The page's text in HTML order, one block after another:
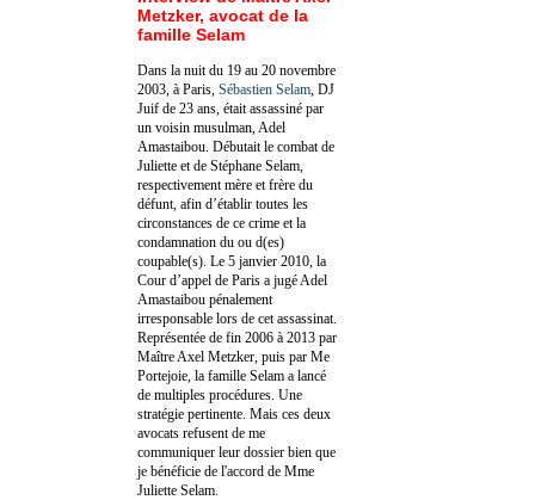
Metzker, avocat de la
famille Selam
Dans la nuit du 19 au 20 novembre
2003, à Paris, Sébastien Selam , DJ
Juif de 23 ans, était assassiné par
un voisin musulman, Adel
Amastaibou. Débutait le combat de
Juliette et de Stéphane Selam,
respectivement mère et frère du
défunt, afin d’établir toutes les
circonstances de ce crime et la
condamnation du ou d(es)
coupable(s). Le 5 janvier 2010, la
Cour d’appel de Paris a jugé Adel
Amastaibou pénalement
irresponsable lors de cet assassinat.
Représentée de fin 2006 à 2013 par
Maître Axel Metzker, puis par Me
Portejoie, la famille Selam a lancé
de multiples procédures. Une
stratégie pertinente. Mais ces deux
avocats refusent de me
communiquer leur dossier bien que
je bénéficie de l'accord de Mme
Juliette Selam.